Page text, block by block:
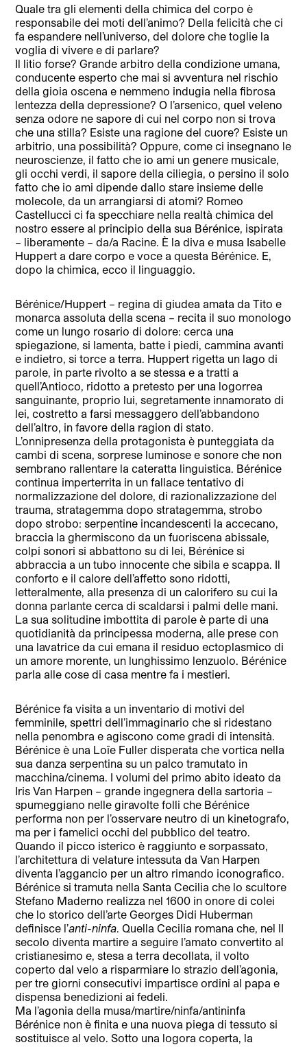
Quale tra gli elementi della chimica del corpo è
responsabile dei moti dell’animo? Della felicità che ci
fa espandere nell’universo, del dolore che toglie la
voglia di vivere e di parlare?
Il litio forse? Grande arbitro della condizione umana,
conducente esperto che mai si avventura nel rischio
della gioia oscena e nemmeno indugia nella fibrosa
lentezza della depressione? O l’arsenico, quel veleno
senza odore ne sapore di cui nel corpo non si trova
che una stilla? Esiste una ragione del cuore? Esiste un
arbitrio, una possibilità? Oppure, come ci insegnano le
neuroscienze, il fatto che io ami un genere musicale,
gli occhi verdi, il sapore della ciliegia, o persino il solo
fatto che io ami dipende dallo stare insieme delle
molecole, da un arrangiarsi di atomi? Romeo
Castellucci ci fa specchiare nella realtà chimica del
nostro essere al principio della sua Bérénice, ispirata
– liberamente – da/a Racine. È la diva e musa Isabelle
Huppert a dare corpo e voce a questa Bérénice. E,
dopo la chimica, ecco il linguaggio.
Bérénice/Huppert – regina di giudea amata da Tito e
monarca assoluta della scena – recita il suo monologo
come un lungo rosario di dolore: cerca una
spiegazione, si lamenta, batte i piedi, cammina avanti
e indietro, si torce a terra. Huppert rigetta un lago di
parole, in parte rivolto a se stessa e a tratti a
quell’Antioco, ridotto a pretesto per una logorrea
sanguinante, proprio lui, segretamente innamorato di
lei, costretto a farsi messaggero dell’abbandono
dell’altro, in favore della ragion di stato.
L’onnipresenza della protagonista è punteggiata da
cambi di scena, sorprese luminose e sonore che non
sembrano rallentare la cateratta linguistica. Bérénice
continua imperterrita in un fallace tentativo di
normalizzazione del dolore, di razionalizzazione del
trauma, stratagemma dopo stratagemma, strobo
dopo strobo: serpentine incandescenti la accecano,
braccia la ghermiscono da un fuoriscena abissale,
colpi sonori si abbattono su di lei, Bérénice si
abbraccia a un tubo innocente che sibila e scappa. Il
conforto e il calore dell’affetto sono ridotti,
letteralmente, alla presenza di un calorifero su cui la
donna parlante cerca di scaldarsi i palmi delle mani.
La sua solitudine imbottita di parole è parte di una
quotidianità da principessa moderna, alle prese con
una lavatrice da cui emana il residuo ectoplasmico di
un amore morente, un lunghissimo lenzuolo. Bérénice
parla alle cose di casa mentre fa i mestieri.
Bérénice fa visita a un inventario di motivi del
femminile, spettri dell’immaginario che si ridestano
nella penombra e agiscono come gradi di intensità.
Bérénice è una Loïe Fuller disperata che vortica nella
sua danza serpentina su un palco tramutato in
macchina/cinema. I volumi del primo abito ideato da
Iris Van Harpen – grande ingegnera della sartoria –
spumeggiano nelle giravolte folli che Bérénice
performa non per l’osservare neutro di un kinetografo,
ma per i famelici occhi del pubblico del teatro.
Quando il picco isterico è raggiunto e sorpassato,
l’architettura di velature intessuta da Van Harpen
diventa l’aggancio per un altro rimando iconografico.
Bérénice si tramuta nella Santa Cecilia che lo scultore
Stefano Maderno realizza nel 1600 in onore di colei
che lo storico dell’arte Georges Didi Huberman
definisce l’anti-ninfa. Quella Cecilia romana che, nel II
secolo diventa martire a seguire l’amato convertito al
cristianesimo e, stesa a terra decollata, il volto
coperto dal velo a risparmiare lo strazio dell’agonia,
per tre giorni consecutivi impartisce ordini al papa e
dispensa benedizioni ai fedeli.
Ma l’agonia della musa/martire/ninfa/antininfa
Bérénice non è finita e una nuova piega di tessuto si
sostituisce al velo. Sotto una logora coperta, la